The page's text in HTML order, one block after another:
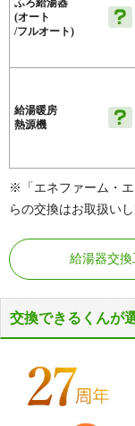
ふろ給湯器
(オート
/フルオート)
給湯暖房
熱源機
※「エネファーム・
らの交換はお取扱いし
給湯器交
交換できるくんが